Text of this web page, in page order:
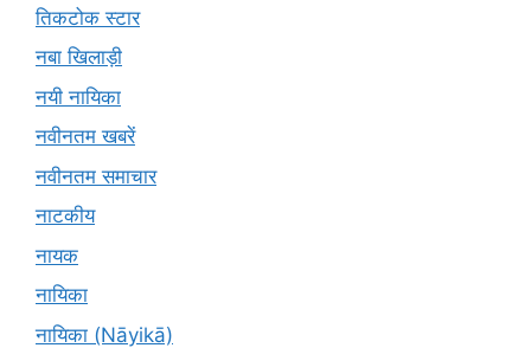
तिकटोक स्टार
नबा खिलाड़ी
नयी नायिका
नवीनतम खबरें
नवीनतम समाचार
नाटकीय
नायक
नायिका
नायिका (Nāyikā)